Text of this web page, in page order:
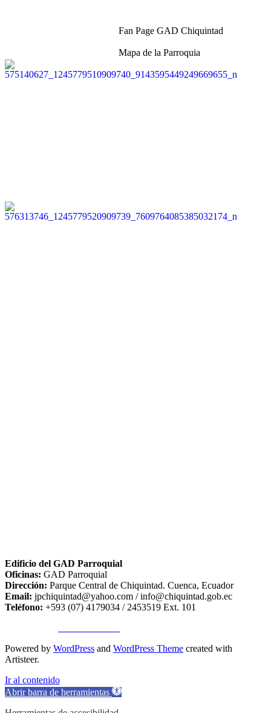
Fan Page GAD Chiquintad
Mapa de la Parroquia
Edificio del GAD Parroquial
Oficinas: GAD Parroquial
Dirección: Parque Central de Chiquintad. Cuenca, Ecuador
Email: jpchiquintad@yahoo.com / info@chiquintad.gob.ec
Teléfono: +593 (07) 4179034 / 2453519 Ext. 101
Powered by WordPress and WordPress Theme created with
Artisteer.
Ir al contenido
Abrir barra de herramientas